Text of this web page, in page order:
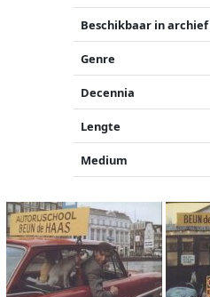
Beschikbaar in archief
Genre
Decennia
Lengte
Medium